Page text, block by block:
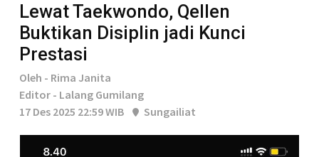
Lewat Taekwondo, Qellen
Buktikan Disiplin jadi Kunci
Prestasi
Oleh - Rima Janita
Editor - Lalang Gumilang
17 Des 2025 22:59 WIB
Sungailiat